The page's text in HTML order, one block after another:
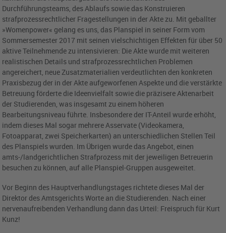
Durchführungsteams, des Ablaufs sowie das Konstruieren
strafprozessrechtlicher Fragestellungen in der Akte zu. Mit geballter
»Womenpower« gelang es uns, das Planspiel in seiner Form vom
Sommersemester 2017 mit seinen vielschichtigen Effekten für über 50
aktive Teilnehmende zu intensivieren: Die Akte wurde mit weiteren
realistischen Details und strafprozessrechtlichen Problemen
angereichert, neue Zusatzmaterialien verdeutlichten den konkreten
Praxisbezug der in der Akte aufgeworfenen Aspekte und die verstärkte
Betreuung förderte die Ideenvielfalt sowie die präzisere Aktenarbeit
der Studierenden, was insgesamt zu einem höheren
Bearbeitungsniveau führte. Insbesondere der IT-Anteil wurde erhöht,
indem dieses Mal sogar mehrere Asservate (Videokamera,
Fotoapparat, zwei Speicherkarten) an unterschiedlichen Stellen Teil
des Planspiels wurden. Im Übrigen wurde das Angebot, einen
amts-/landgerichtlichen Strafprozess mit der jeweiligen Betreuerin
besuchen zu können, auf alle Planspiel-Gruppen ausgeweitet.
Vor Beginn des Hauptverhandlungstages richtete dieses Mal der
Direktor des Amtsgerichts Worte an die Studierenden. Nach einer
nervenaufreibenden Verhandlung dann das Urteil: Freispruch für Kurt
Kunz!